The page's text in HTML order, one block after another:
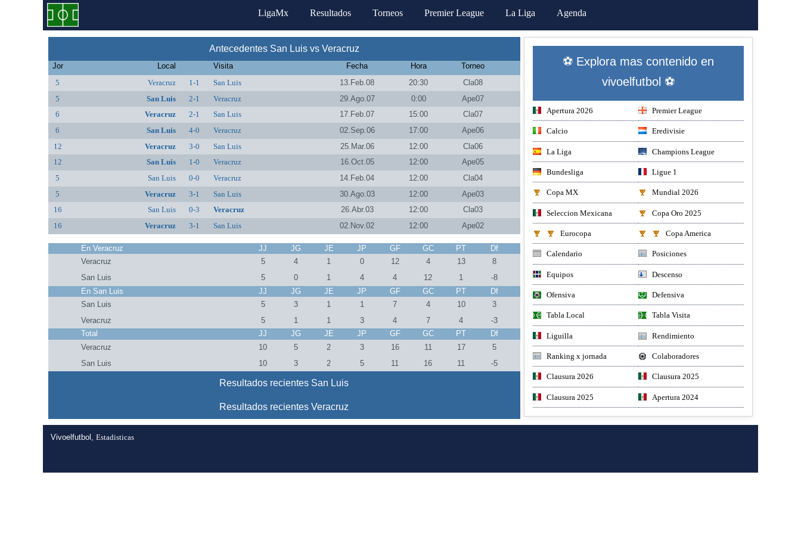
LigaMx Resultados Torneos Premier League La Liga Agenda
Antecedentes San Luis vs Veracruz
Jor Local Visita Fecha Hora
Torneo
5
Veracruz 1-1 San Luis 13.Feb.08 20:30
Cla08
5
San Luis 2-1 Veracruz 29.Ago.07 0:00
Ape07
6
Veracruz 2-1 San Luis 17.Feb.07 15:00
Cla07
6
San Luis 4-0 Veracruz 02.Sep.06 17:00
Ape06
12
Veracruz 3-0 San Luis 25.Mar.06 12:00
Cla06
12
San Luis 1-0 Veracruz 16.Oct.05 12:00
Ape05
5
San Luis 0-0 Veracruz 14.Feb.04 12:00
Cla04
5
Veracruz 3-1 San Luis 30.Ago.03 12:00
Ape03
16
San Luis 0-3 Veracruz 26.Abr.03 12:00
Cla03
16
Veracruz 3-1 San Luis 02.Nov.02 12:00 Ape02
En Veracruz JJ JG JE JP GF GC PT
Df
Veracruz
5 4 1 0 12 4 13
8
San Luis
5 0 1 4 4 12 1
-8
En San Luis
JJ JG JE JP GF GC PT
Df
San Luis
5 3 1 1 7 4 10
3
Veracruz
5 1 1 3 4 7 4
-3
Total
JJ JG JE JP GF GC PT
Df
Veracruz
10 5 2 3 16 11 17
5
San Luis
10 3 2 5 11 16 11 -5
Resultados recientes San Luis
Resultados recientes Veracruz
⚽ Explora mas contenido en
vivoelfutbol ⚽
Apertura 2026 Premier League
Calcio Eredivisie
La Liga Champions League
Bundesliga Ligue 1
Copa MX Mundial 2026
Seleccion Mexicana Copa Oro 2025
Eurocopa Copa America
Calendario Posiciones
Equipos Descenso
Ofensiva Defensiva
Tabla Local Tabla Visita
Liguilla Rendimiento
Ranking x jornada Colaboradores
Clausura 2026 Clausura 2025
Clausura 2025 Apertura 2024
Vivoelfutbol,Estadisticas